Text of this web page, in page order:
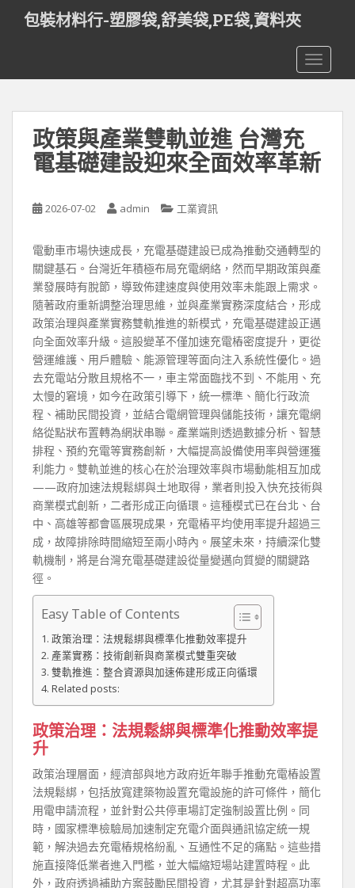
t
包裝材料行-塑膠袋,舒美袋,PE袋,資料夾
政策與產業雙軌並進 台灣充
電基礎建設迎來全面效率革新
2026-07-02 admin 工業資訊
電動車市場快速成長，充電基礎建設已成為推動交通轉型的
關鍵基石。台灣近年積極布局充電網絡，然而早期政策與產
業發展時有脫節，導致佈建速度與使用效率未能跟上需求。
隨著政府重新調整治理思維，並與產業實務深度結合，形成
政策治理與產業實務雙軌推進的新模式，充電基礎建設正邁
向全面效率升級。這股變革不僅加速充電樁密度提升，更從
營運維護、用戶體驗、能源管理等面向注入系統性優化。過
去充電站分散且規格不一，車主常面臨找不到、不能用、充
太慢的窘境，如今在政策引導下，統一標準、簡化行政流
程、補助民間投資，並結合電網管理與儲能技術，讓充電網
絡從點狀布置轉為網狀串聯。產業端則透過數據分析、智慧
排程、預約充電等實務創新，大幅提高設備使用率與營運獲
利能力。雙軌並進的核心在於治理效率與市場動能相互加成
——政府加速法規鬆綁與土地取得，業者則投入快充技術與
商業模式創新，二者形成正向循環。這種模式已在台北、台
中、高雄等都會區展現成果，充電樁平均使用率提升超過三
成，故障排除時間縮短至兩小時內。展望未來，持續深化雙
軌機制，將是台灣充電基礎建設從量變邁向質變的關鍵路
徑。
Easy Table of Contents
政策治理：法規鬆綁與標準化推動效率提升
產業實務：技術創新與商業模式雙重突破
雙軌推進：整合資源與加速佈建形成正向循環
Related posts:
政策治理：法規鬆綁與標準化推動效率提
升
政策治理層面，經濟部與地方政府近年聯手推動充電樁設置
法規鬆綁，包括放寬建築物設置充電設施的許可條件，簡化
用電申請流程，並針對公共停車場訂定強制設置比例。同
時，國家標準檢驗局加速制定充電介面與通訊協定統一規
範，解決過去充電樁規格紛亂、互通性不足的痛點。這些措
施直接降低業者進入門檻，並大幅縮短場站建置時程。此
外，政府透過補助方案鼓勵民間投資，尤其是針對超高功率